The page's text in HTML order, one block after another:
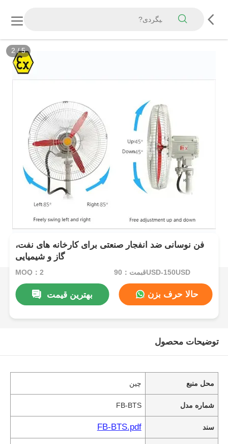
3 /5
فن نوسانی ضد انفجار صنعتی برای کارخانه های نفت،
گاز و شیمیایی
MOQ：2 قیمت：90USD-150USD
بهترین قیمت حالا حرف بزن
توضیحات محصول
محل منبع چین
شماره مدل FB-BTS
سند FB-BTS.pdf